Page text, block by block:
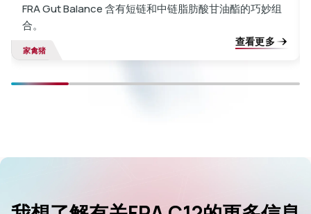
FRA Gut Balance 含有短链和中链脂肪酸甘油酯的巧妙组
合。
查看更多
家禽猪